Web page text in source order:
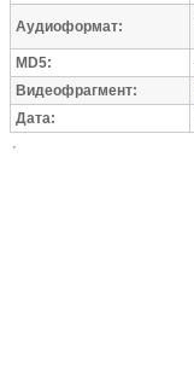
Аудиоформат:
MD5:
Видеофрагмент:
Дата: